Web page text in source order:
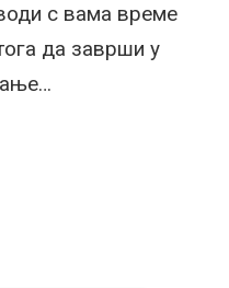
с вама време
да заврши у